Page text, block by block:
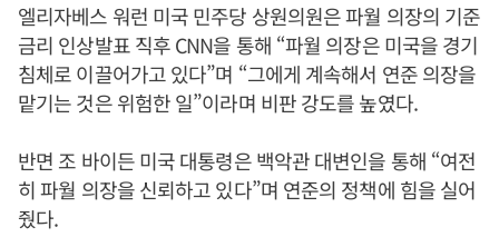
엘리자베스 워런 미국 민주당 상원의원은 파월 의장의 기준
금리 인상발표 직후 CNN을 통해 “파월 의장은 미국을 경기
침체로 이끌어가고 있다”며 “그에게 계속해서 연준 의장을
맡기는 것은 위험한 일”이라며 비판 강도를 높였다.
반면 조 바이든 미국 대통령은 백악관 대변인을 통해 “여전
히 파월 의장을 신뢰하고 있다”며 연준의 정책에 힘을 실어
줬다.